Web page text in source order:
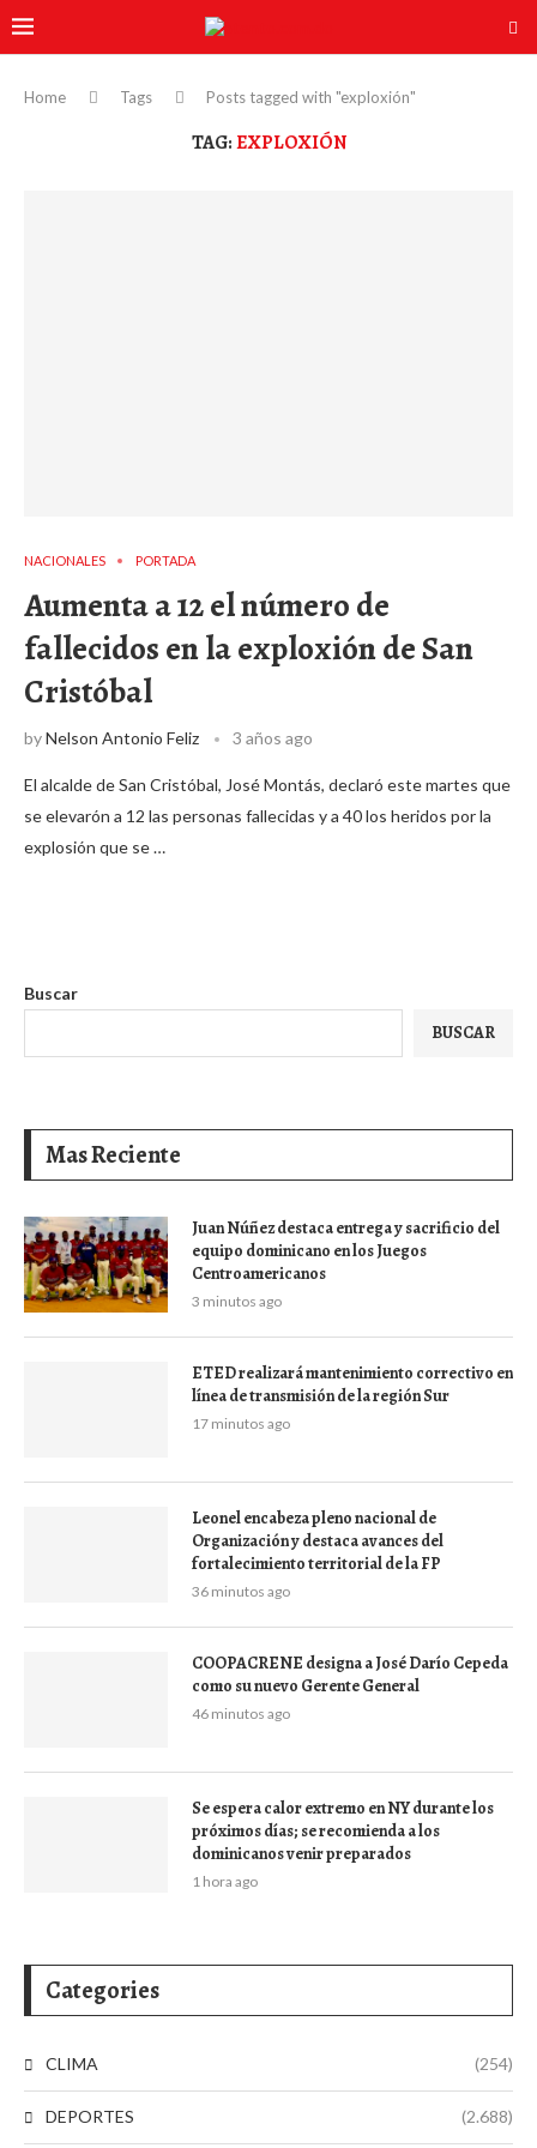
Home Tags Posts tagged with "exploxión"
TAG:EXPLOXIÓN
NACIONALES PORTADA
Aumenta a 12 el número de
fallecidos en la exploxión de San
Cristóbal
byNelson Antonio Feliz 3 años ago
El alcalde de San Cristóbal, José Montás, declaró este martes que
se elevarón a 12 las personas fallecidas y a 40 los heridos por la
explosión que se …
Buscar
BUSCAR
Mas Reciente
Juan Núñez destaca entrega y sacrificio del
equipo dominicano en los Juegos
Centroamericanos
3 minutos ago
ETED realizará mantenimiento correctivo en
línea de transmisión de la región Sur
17 minutos ago
Leonel encabeza pleno nacional de
Organización y destaca avances del
fortalecimiento territorial de la FP
36 minutos ago
COOPACRENE designa a José Darío Cepeda
como su nuevo Gerente General
46 minutos ago
Se espera calor extremo en NY durante los
próximos días; se recomienda a los
dominicanos venir preparados
1 hora ago
Categories
CLIMA (254)
DEPORTES (2.688)